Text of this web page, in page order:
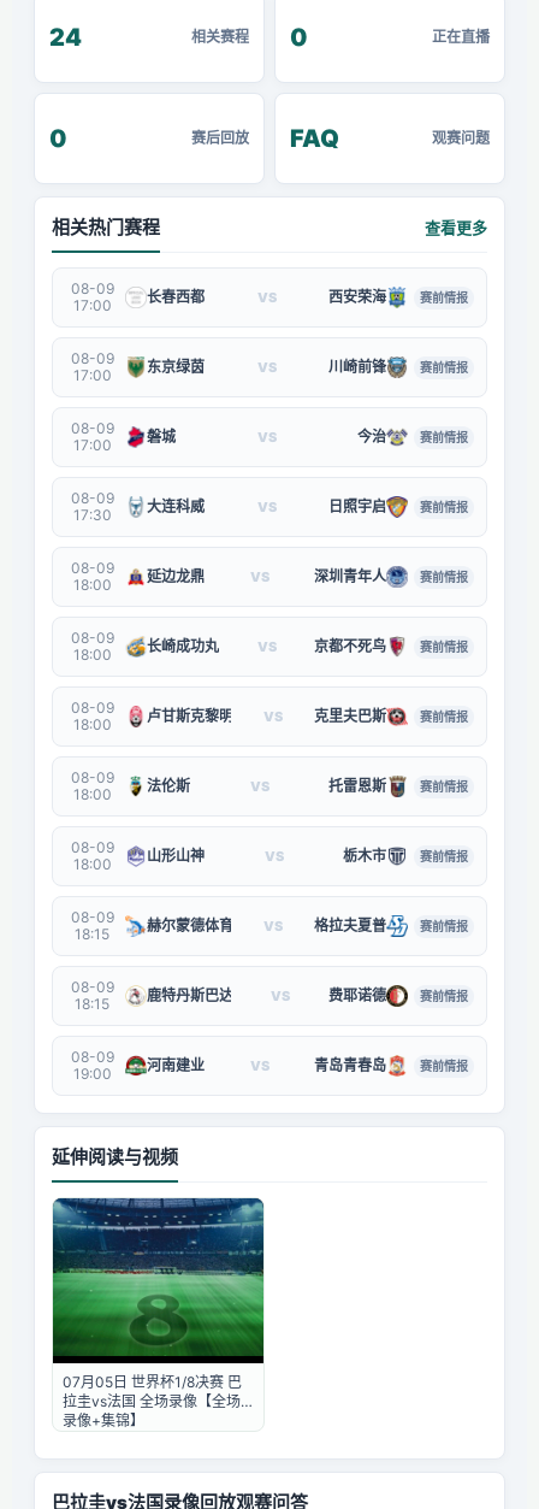
24 相关赛程 0 正在直播
0 赛后回放 FAQ 观赛问题
相关热门赛程 查看更多
08-09
17:00
长春西都 VS 西安荣海 赛前情报
08-09
17:00
东京绿茵 VS 川崎前锋 赛前情报
08-09
17:00
磐城 VS 今治 赛前情报
08-09
17:30
大连科威 VS 日照宇启 赛前情报
08-09
18:00
延边龙鼎 VS 深圳青年人 赛前情报
08-09
18:00
长崎成功丸 VS 京都不死鸟 赛前情报
08-09
18:00
卢甘斯克黎明 VS 克里夫巴斯 赛前情报
08-09
18:00
法伦斯 VS 托雷恩斯 赛前情报
08-09
18:00
山形山神 VS 栃木市 赛前情报
08-09
18:15
赫尔蒙德体育 VS 格拉夫夏普 赛前情报
08-09
18:15
鹿特丹斯巴达 VS 费耶诺德 赛前情报
08-09
19:00
河南建业 VS 青岛青春岛 赛前情报
延伸阅读与视频
07月05日 世界杯1/8决赛 巴
拉圭vs法国 全场录像【全场
录像+集锦】
巴拉圭vs法国录像回放观赛问答